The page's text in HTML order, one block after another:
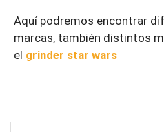
Aquí podremos encontrar
marcas, también distintos
el grinder star wars